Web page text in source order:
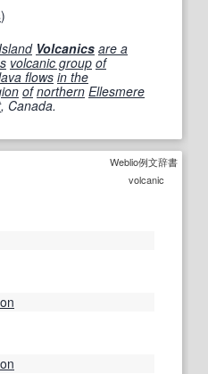
)
Volcanics are a
volcanic group of
flowsin the
of northern Ellesmere
, Canada.
Weblio例文辞書
volcanic